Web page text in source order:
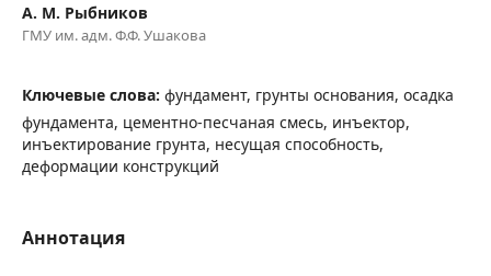
А. М. Рыбников
ГМУ им. адм. Ф.Ф. Ушакова
Ключевые слова: фундамент, грунты основания, осадка
фундамента, цементно-песчаная смесь, инъектор,
инъектирование грунта, несущая способность,
деформации конструкций
Аннотация